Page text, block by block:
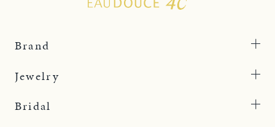
Brand
Jewelry
Bridal